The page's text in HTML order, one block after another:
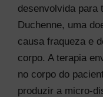
desenvolvida para
Duchenne, uma
causa fraqueza e
corpo. A terapia
no corpo do
produzir a micro-